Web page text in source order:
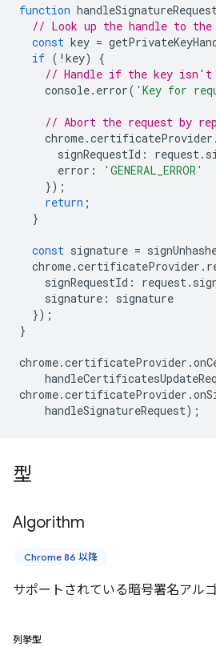
function
// Look up the handle to
const key =
if ( ! key)
{
// Handle if the key isn't
console. error( 'Key for
// Abort the request by
chrome.certificateProvider .
signRequestId : request.
error :
'GENERAL_ERROR'
});
return ;
}
const signature =
chrome.certificateProvider .
signRequestId : request.
signature :
signature
});
}
chrome.certificateProvider .
chrome.certificateProvider .
handleSignatureRequest);
型
Algorithm
Chrome 86 以降
サポートされている暗号署名アル
列挙型